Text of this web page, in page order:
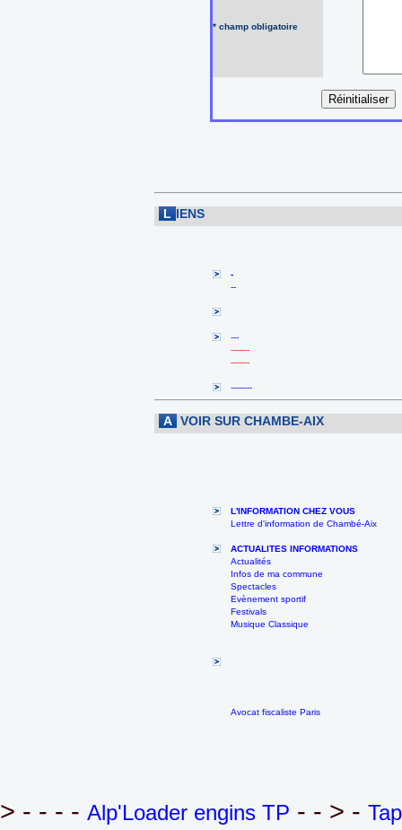
* champ obligatoire
L IENS
-
--
---
-------
-------
--------
A VOIR SUR CHAMBE-AIX
L'INFORMATION CHEZ VOUS
Lettre d'information de Chambé-Aix
ACTUALITES INFORMATIONS
Actualités
Infos de ma commune
Spectacles
Evènement sportif
Festivals
Musique Classique
Avocat fiscaliste Paris
> - - - - Alp'Loader engins TP - - > -